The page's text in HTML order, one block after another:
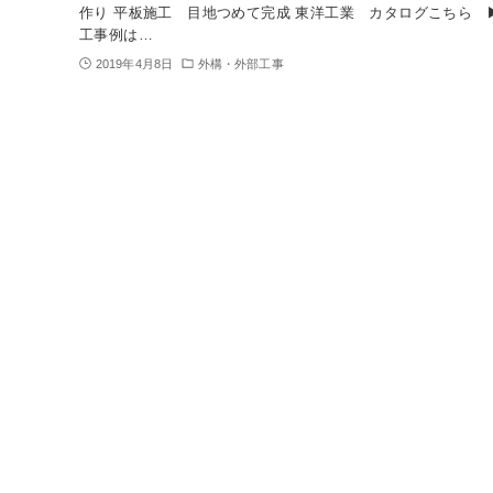
作り 平板施工 目地つめて完成 東洋工業 カタログこちら
工事例は…
2019年4月8日 外構・外部工事